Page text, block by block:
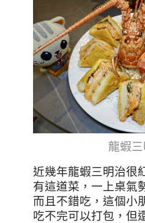
龍蝦
近幾年龍蝦三明治很
有這道菜，一上桌氣
而且不錯吃，這個小
吃不完可以打包，但